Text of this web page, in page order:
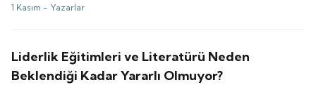
1 Kasım - Yazarlar
Liderlik Eğitimleri ve Literatürü Neden
Beklendiği Kadar Yararlı Olmuyor?